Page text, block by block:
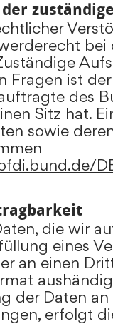
bei
Fragen ist der
des
Sitz hat.
sowie
die wir
eines
an einen
der Daten
erfolgt